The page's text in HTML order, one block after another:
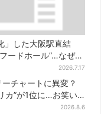
」した大阪駅直結
ードホール”…なぜ？
田ランチ＆カフェの
た
2026.7.17
チャートに異変？
カ”が1位に…お笑い
2026.8.6